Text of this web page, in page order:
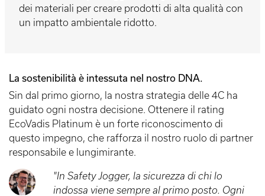
dei materiali per creare prodotti di alta qualità con
un impatto ambientale ridotto.
La sostenibilità è intessuta nel nostro DNA.
Sin dal primo giorno, la nostra strategia delle 4C ha
guidato ogni nostra decisione. Ottenere il rating
EcoVadis Platinum è un forte riconoscimento di
questo impegno, che rafforza il nostro ruolo di partner
responsabile e lungimirante.
"In Safety Jogger, la sicurezza di chi lo
indossa viene sempre al primo posto. Ogni